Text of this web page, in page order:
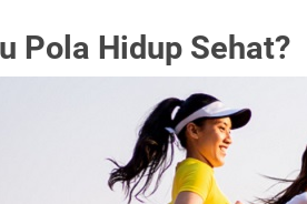
Pola Hidup Sehat?